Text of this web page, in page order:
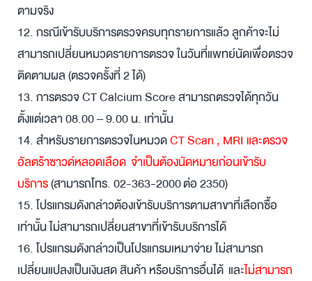
ตามจริง
12. กรณีเข้ารับบริการตรวจครบทุกรายการแล้ว ลูกค้าจะไม่
สามารถเปลี่ยนหมวดรายการตรวจ ในวันที่แพทย์นัดเพื่อตรวจ
ติดตามผล (ตรวจครั้งที่ 2 ได้)
13. การตรวจ CT Calcium Score สามารถตรวจได้ทุกวัน
ตั้งแต่เวลา 08.00–9.00 น. เท่านั้น
14.สำหรับรายการตรวจในหมวดCT Scan , MRI และตรวจ
อัลตร้าซาวด์หลอดเลือด จำเป็นต้องนัดหมายก่อนเข้ารับ
บริการ(สามารถโทร. 02-363-2000ต่อ 2350)
15. โปรแกรมดังกล่าวต้องเข้ารับบริการตามสาขาที่เลือกซื้อ
เท่านั้น ไม่สามารถเปลี่ยนสาขาที่เข้ารับบริการได้
16. โปรแกรมดังกล่าวเป็นโปรแกรมเหมาจ่าย ไม่สามารถ
เปลี่ยนแปลงเป็นเงินสด สินค้า หรือบริการอื่นได้ และไม่สามารถ